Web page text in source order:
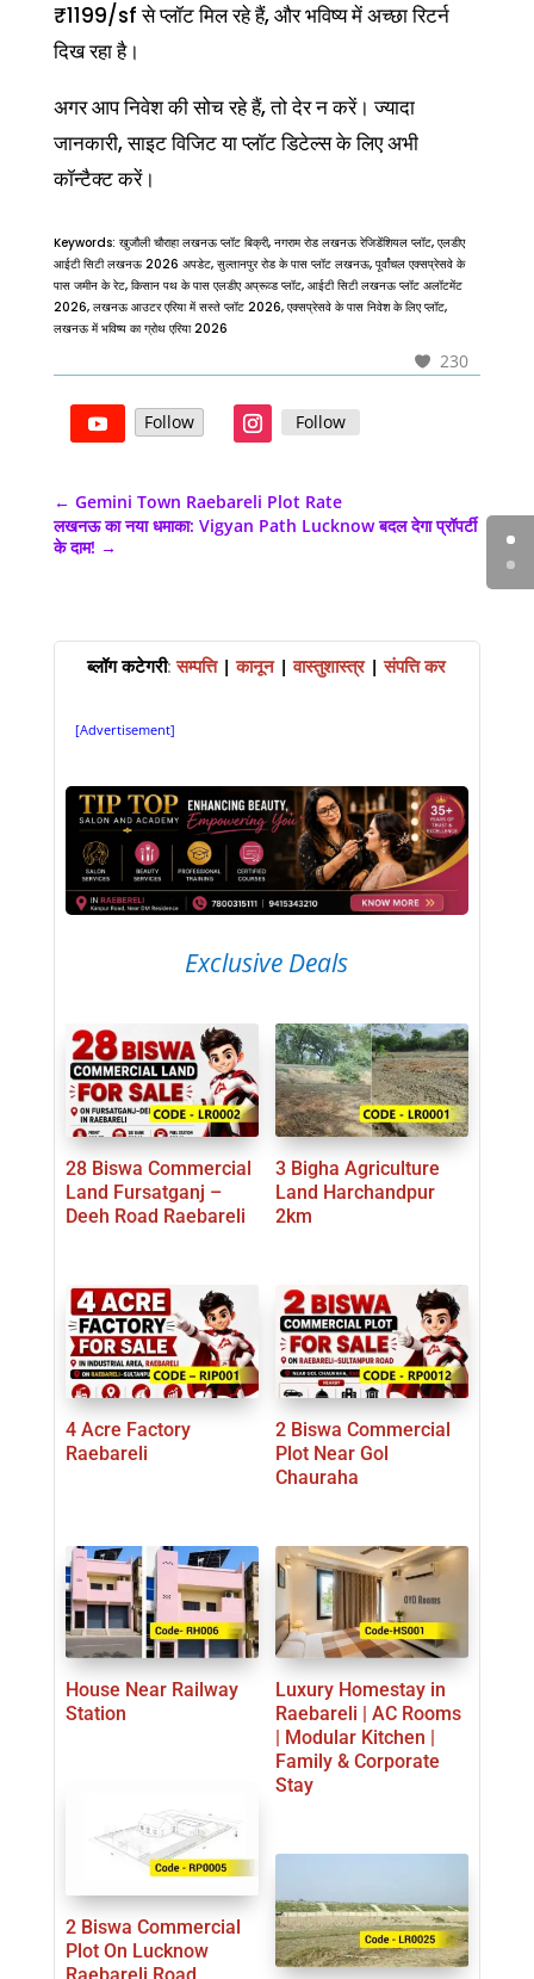
₹1199/sf से प्लॉट मिल रहे हैं, और भविष्य में अच्छा रिटर्न
दिख रहा है।
अगर आप निवेश की सोच रहे हैं, तो देर न करें। ज्यादा
जानकारी, साइट विजिट या प्लॉट डिटेल्स के लिए अभी
कॉन्टैक्ट करें।
Keywords: खुजौली चौराहा लखनऊ प्लॉट बिक्री, नगराम रोड लखनऊ रेजिडेंशियल प्लॉट, एलडीए
आईटी सिटी लखनऊ 2026 अपडेट, सुल्तानपुर रोड के पास प्लॉट लखनऊ, पूर्वांचल एक्सप्रेसवे के
पास जमीन के रेट, किसान पथ के पास एलडीए अप्रूव्ड प्लॉट, आईटी सिटी लखनऊ प्लॉट अलॉटमेंट
2026, लखनऊ आउटर एरिया में सस्ते प्लॉट 2026, एक्सप्रेसवे के पास निवेश के लिए प्लॉट,
लखनऊ में भविष्य का ग्रोथ एरिया 2026
230
Follow Follow
← Gemini Town Raebareli Plot Rate
लखनऊ का नया धमाका: Vigyan Path Lucknow बदल देगा प्रॉपर्टी
के दाम! →
ब्लॉग कटेगरी:सम्पत्ति |कानून|वास्तुशास्त्र|संपत्ति कर
[Advertisement]
Exclusive Deals
28 Biswa Commercial
Land Fursatganj –
Deeh Road Raebareli
3 Bigha Agriculture
Land Harchandpur
2km
4 Acre Factory
Raebareli
2 Biswa Commercial
Plot Near Gol
Chauraha
House Near Railway
Station
Luxury Homestay in
Raebareli | AC Rooms
| Modular Kitchen |
Family & Corporate
Stay
2 Biswa Commercial
Plot On Lucknow